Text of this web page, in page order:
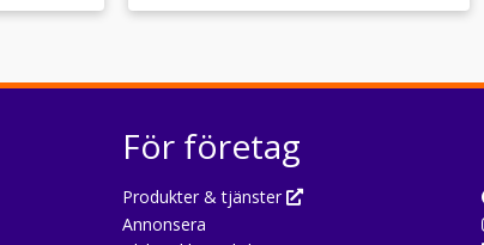
För företag
Produkter & tjänster
Annonsera